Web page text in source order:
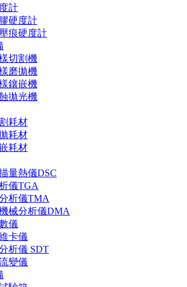
計
硬度計
痕硬度計
切割機
磨拋機
鑲嵌機
拋光機
耗材
耗材
耗材
量熱儀DSC
儀TGA
析儀TMA
械分析儀DMA
儀
卡儀
析儀 SDT
變儀